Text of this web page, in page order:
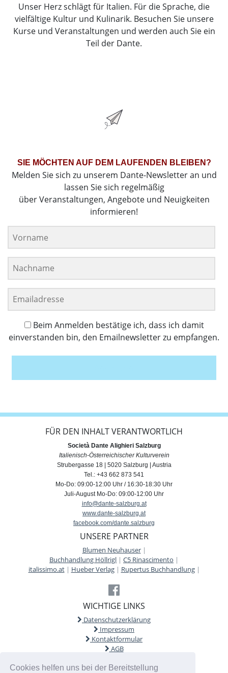
Cookies helfen uns bei der Bereitstellung
Unser Herz schlägt für Italien. Für die Sprache, die
vielfältige Kultur und Kulinarik. Besuchen Sie unsere
Kurse und Veranstaltungen und werden auch Sie ein
Teil der Dante.
SIE MÖCHTEN AUF DEM LAUFENDEN BLEIBEN?
Melden Sie sich zu unserem Dante-Newsletter an und
lassen Sie sich regelmäßig
über Veranstaltungen, Angebote und Neuigkeiten
informieren!
Beim Anmelden bestätige ich, dass ich damit
einverstanden bin, den Emailnewsletter zu empfangen.
FÜR DEN INHALT VERANTWORTLICH
Società Dante Alighieri Salzburg
Italienisch-Österreichischer Kulturverein
Strubergasse 18 | 5020 Salzburg | Austria
Tel.: +43 662 873 541
Mo-Do: 09:00-12:00 Uhr / 16:30-18:30 Uhr
Juli-August Mo-Do: 09:00-12:00 Uhr
info@dante-salzburg.at
www.dante-salzburg.at
facebook.com/dante.salzburg
UNSERE PARTNER
Blumen Neuhauser|
Buchhandlung Höllrigl | C5 Rinascimento |
italissimo.at| Hueber Verlag| Rupertus Buchhandlung|
WICHTIGE LINKS
Datenschutzerklärung
Impressum
Kontaktformular
AGB